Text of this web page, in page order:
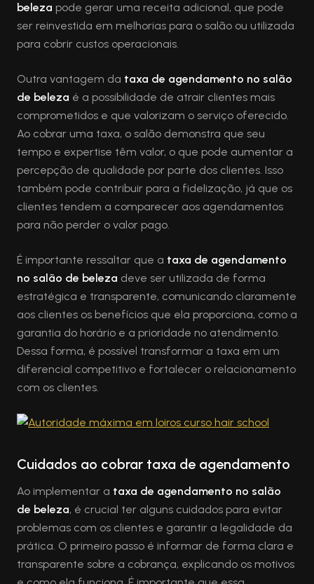
beleza pode gerar uma receita adicional, que pode
ser reinvestida em melhorias para o salão ou utilizada
para cobrir custos operacionais.
Outra vantagem da taxa de agendamento no salão
de beleza é a possibilidade de atrair clientes mais
comprometidos e que valorizam o serviço oferecido.
Ao cobrar uma taxa, o salão demonstra que seu
tempo e expertise têm valor, o que pode aumentar a
percepção de qualidade por parte dos clientes. Isso
também pode contribuir para a fidelização, já que os
clientes tendem a comparecer aos agendamentos
para não perder o valor pago.
É importante ressaltar que a taxa de agendamento
no salão de beleza deve ser utilizada de forma
estratégica e transparente, comunicando claramente
aos clientes os benefícios que ela proporciona, como a
garantia do horário e a prioridade no atendimento.
Dessa forma, é possível transformar a taxa em um
diferencial competitivo e fortalecer o relacionamento
com os clientes.
Cuidados ao cobrar taxa de agendamento
Ao implementar a taxa de agendamento no salão
de beleza, é crucial ter alguns cuidados para evitar
problemas com os clientes e garantir a legalidade da
prática. O primeiro passo é informar de forma clara e
transparente sobre a cobrança, explicando os motivos